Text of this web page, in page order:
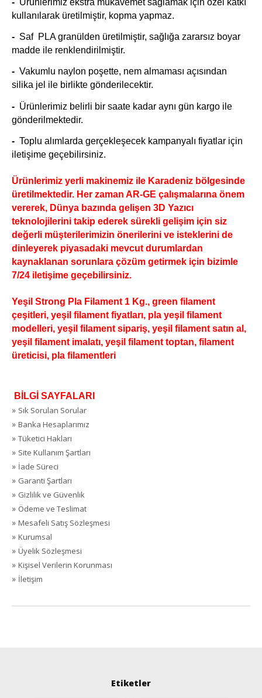
kullanılarak üretilmiştir, kopma yapmaz.
- Saf PLA granülden üretilmiştir, sağlığa zararsız boyar
madde ile renklendirilmiştir.
- Vakumlu naylon poşette, nem almaması açısından
silika jel ile birlikte gönderilecektir.
- Ürünlerimiz belirli bir saate kadar aynı gün kargo ile
gönderilmektedir.
- Toplu alımlarda gerçekleşecek kampanyalı fiyatlar için
iletişime geçebilirsiniz.
Ürünlerimiz yerli makinemiz ile Karadeniz bölgesinde
üretilmektedir. Her zaman AR-GE çalışmalarına önem
vererek, Dünya bazında gelişen 3D Yazıcı
teknolojilerini takip ederek sürekli gelişim için siz
değerli müşterilerimizin önerilerini ve isteklerini de
dinleyerek piyasadaki mevcut durumlardan
kaynaklanan sorunlara çözüm getirmek için bizimle
7/24 iletişime geçebilirsiniz.
Yeşil Strong Pla Filament 1 Kg., green filament
çeşitleri, yeşil filament fiyatları, pla yeşil filament
modelleri, yeşil filament sipariş, yeşil filament satın al,
yeşil filament imalatı, yeşil filament toptan, filament
üreticisi, pla filamentleri
BİLGİ SAYFALARI
» Sık Sorulan Sorular
» Banka Hesaplarımız
» Tüketici Hakları
» Site Kullanım Şartları
» İade Süreci
» Garanti Şartları
» Gizlilik ve Güvenlik
» Ödeme ve Teslimat
» Mesafeli Satış Sözleşmesi
» Kurumsal
» Üyelik Sözleşmesi
» Kişisel Verilerin Korunması
» İletişim
Etiketler